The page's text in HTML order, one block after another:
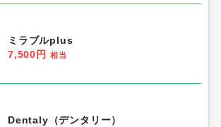
ミラブルplus
7,500円
相当
Dentaly（デンタリー）